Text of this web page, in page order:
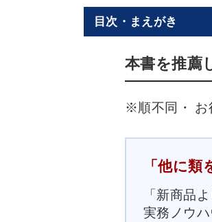
目次・まえがき
本書を推薦
※順不同・ お
「他に
「新商品
実務ノウ